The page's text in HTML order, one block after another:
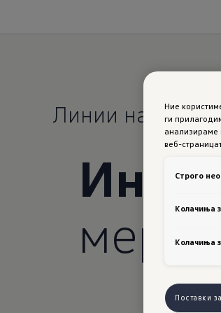
мерка
Ние
ги
анализираме
веб-
Строго
Колачиња
Колачиња
Поставки